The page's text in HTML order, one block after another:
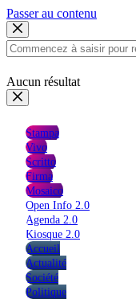
Passer au contenu
Aucun résultat
Stampa
Vivo
Scritto
Firma
Mosaico
Open Info 2.0
Agenda 2.0
Kiosque 2.0
Accueil
Actualité
Société
Politique